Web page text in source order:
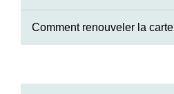
Comment renouveler la